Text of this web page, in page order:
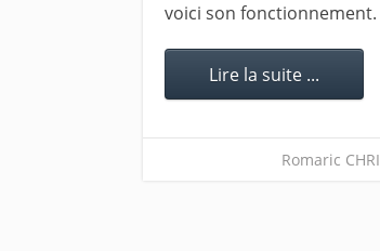
voici son fonctionnement.
Lire la suite ...
Romaric